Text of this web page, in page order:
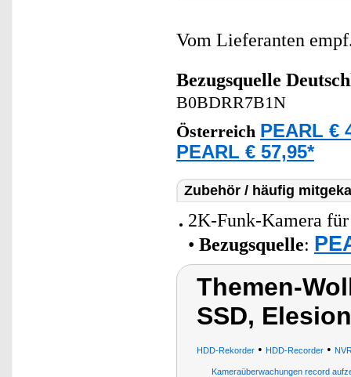
Vom Lieferanten
Bezugsquelle
B0BDRR7B1N
Österreich PEARL €
PEARL € 57,95*
Zubehör / häufig
2K-Funk-Kamera
• Bezugsquelle:
Themen-
SSD, Elesion
HDD-Rekorder• HDD-Recorder•
Kameraüberwachungen record